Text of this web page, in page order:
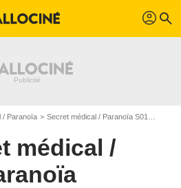
profil search
/ Paranoïa Secret médical / Paranoïa S01
médical /